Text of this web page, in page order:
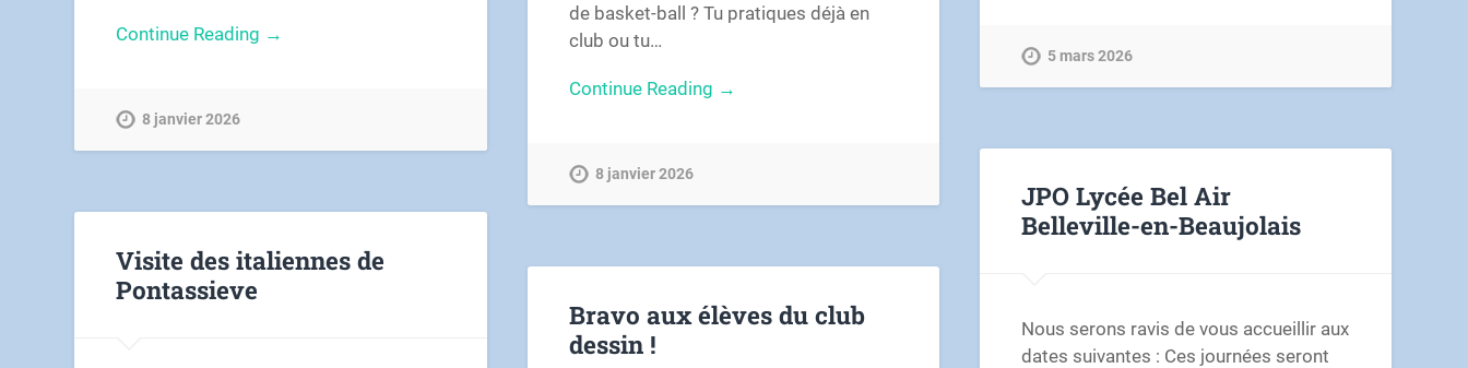
5 mars 2026
de basket-ball ? Tu pratiques déjà en
club ou tu…
Continue Reading →
8 janvier 2026
Continue Reading →
8 janvier 2026
JPO Lycée Bel Air
Belleville-en-Beaujolais
Nous serons ravis de vous accueillir aux
dates suivantes : Ces journées seront
Visite des italiennes de
Pontassieve
Bravo aux élèves du club
dessin !